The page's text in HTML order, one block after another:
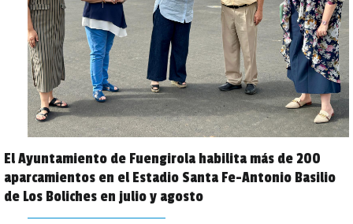
El Ayuntamiento de Fuengirola habilita más de 200
aparcamientos en el Estadio Santa Fe-Antonio Basilio
de Los Boliches en julio y agosto